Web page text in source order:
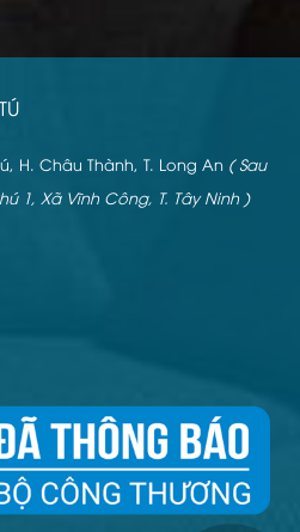
H. Châu Thành, T. Long An ( Sau
1, Xã Vĩnh Công, T. Tây Ninh )